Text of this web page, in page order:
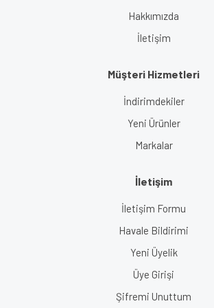
Hakkımızda
İletişim
Müşteri Hizmetleri
İndirimdekiler
Yeni Ürünler
Markalar
İletişim
İletişim Formu
Havale Bildirimi
Yeni Üyelik
Üye Girişi
Şifremi Unuttum